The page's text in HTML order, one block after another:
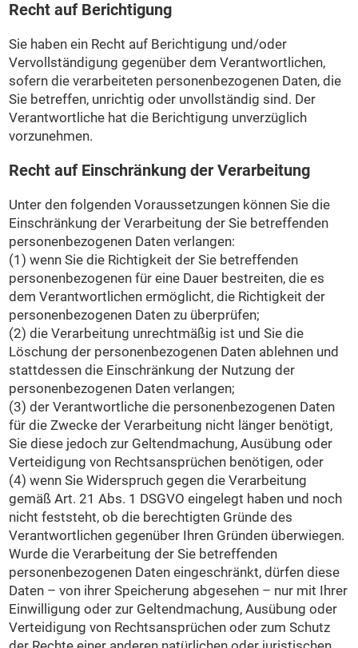
Recht auf Berichtigung
Sie haben ein Recht auf Berichtigung und/oder
Vervollständigung gegenüber dem Verantwortlichen,
sofern die verarbeiteten personenbezogenen Daten, die
Sie betreffen, unrichtig oder unvollständig sind. Der
Verantwortliche hat die Berichtigung unverzüglich
vorzunehmen.
Recht auf Einschränkung der Verarbeitung
Unter den folgenden Voraussetzungen können Sie die
Einschränkung der Verarbeitung der Sie betreffenden
personenbezogenen Daten verlangen:
(1) wenn Sie die Richtigkeit der Sie betreffenden
personenbezogenen für eine Dauer bestreiten, die es
dem Verantwortlichen ermöglicht, die Richtigkeit der
personenbezogenen Daten zu überprüfen;
(2) die Verarbeitung unrechtmäßig ist und Sie die
Löschung der personenbezogenen Daten ablehnen und
stattdessen die Einschränkung der Nutzung der
personenbezogenen Daten verlangen;
(3) der Verantwortliche die personenbezogenen Daten
für die Zwecke der Verarbeitung nicht länger benötigt,
Sie diese jedoch zur Geltendmachung, Ausübung oder
Verteidigung von Rechtsansprüchen benötigen, oder
(4) wenn Sie Widerspruch gegen die Verarbeitung
gemäß Art. 21 Abs. 1 DSGVO eingelegt haben und noch
nicht feststeht, ob die berechtigten Gründe des
Verantwortlichen gegenüber Ihren Gründen überwiegen.
Wurde die Verarbeitung der Sie betreffenden
personenbezogenen Daten eingeschränkt, dürfen diese
Daten – von ihrer Speicherung abgesehen – nur mit Ihrer
Einwilligung oder zur Geltendmachung, Ausübung oder
Verteidigung von Rechtsansprüchen oder zum Schutz